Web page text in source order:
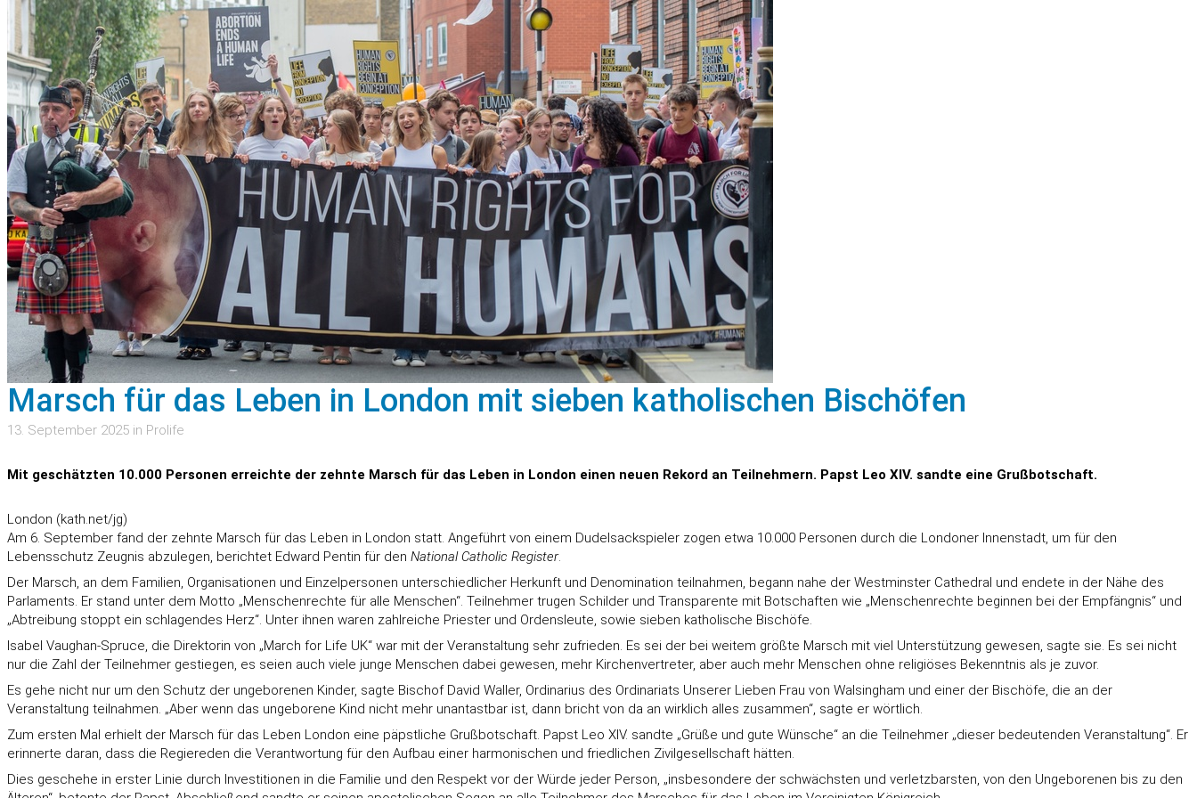
Marsch für das Leben in London mit sieben katholischen Bischöfen
13. September 2025 in Prolife
Mit geschätzten 10.000 Personen erreichte der zehnte Marsch für das Leben in London einen neuen Rekord an Teilnehmern. Papst Leo XIV. sandte eine Grußbotschaft.
London (kath.net/jg)
Am 6. September fand der zehnte Marsch für das Leben in London statt. Angeführt von einem Dudelsackspieler zogen etwa 10.000 Personen durch die Londoner Innenstadt, um für den
Lebensschutz Zeugnis abzulegen, berichtet Edward Pentin für den National Catholic Register.
Der Marsch, an dem Familien, Organisationen und Einzelpersonen unterschiedlicher Herkunft und Denomination teilnahmen, begann nahe der Westminster Cathedral und endete in der Nähe des
Parlaments. Er stand unter dem Motto „Menschenrechte für alle Menschen“. Teilnehmer trugen Schilder und Transparente mit Botschaften wie „Menschenrechte beginnen bei der Empfängnis“ und
„Abtreibung stoppt ein schlagendes Herz“. Unter ihnen waren zahlreiche Priester und Ordensleute, sowie sieben katholische Bischöfe.
Isabel Vaughan-Spruce, die Direktorin von „March for Life UK“ war mit der Veranstaltung sehr zufrieden. Es sei der bei weitem größte Marsch mit viel Unterstützung gewesen, sagte sie. Es sei nicht
nur die Zahl der Teilnehmer gestiegen, es seien auch viele junge Menschen dabei gewesen, mehr Kirchenvertreter, aber auch mehr Menschen ohne religiöses Bekenntnis als je zuvor.
Es gehe nicht nur um den Schutz der ungeborenen Kinder, sagte Bischof David Waller, Ordinarius des Ordinariats Unserer Lieben Frau von Walsingham und einer der Bischöfe, die an der
Veranstaltung teilnahmen. „Aber wenn das ungeborene Kind nicht mehr unantastbar ist, dann bricht von da an wirklich alles zusammen“, sagte er wörtlich.
Zum ersten Mal erhielt der Marsch für das Leben London eine päpstliche Grußbotschaft. Papst Leo XIV. sandte „Grüße und gute Wünsche“ an die Teilnehmer „dieser bedeutenden Veranstaltung“. Er
erinnerte daran, dass die Regiereden die Verantwortung für den Aufbau einer harmonischen und friedlichen Zivilgesellschaft hätten.
Dies geschehe in erster Linie durch Investitionen in die Familie und den Respekt vor der Würde jeder Person, „insbesondere der schwächsten und verletzbarsten, von den Ungeborenen bis zu den